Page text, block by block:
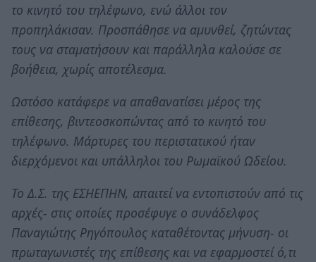
το κινητό του τηλέφωνο, ενώ άλλοι τον
προπηλάκισαν. Προσπάθησε να αμυνθεί, ζητώντας
τους να σταματήσουν και παράλληλα καλούσε σε
βοήθεια, χωρίς αποτέλεσμα.
Ωστόσο κατάφερε να απαθανατίσει μέρος της
επίθεσης, βιντεοσκοπώντας από το κινητό του
τηλέφωνο. Μάρτυρες του περιστατικού ήταν
διερχόμενοι και υπάλληλοι του Ρωμαϊκού Ωδείου.
Το Δ.Σ. της ΕΣΗΕΠΗΝ, απαιτεί να εντοπιστούν από τις
αρχές- στις οποίες προσέφυγε ο συνάδελφος
Παναγιώτης Ρηγόπουλος καταθέτοντας μήνυση- οι
πρωταγωνιστές της επίθεσης και να εφαρμοστεί ό,τι